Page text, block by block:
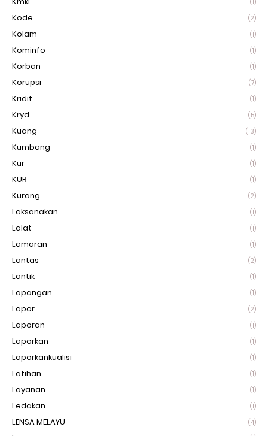
(1)
Kode (2)
Kolam (1)
Kominfo (1)
Korban (1)
Korupsi (7)
Kridit (1)
Kryd (5)
Kuang (13)
Kumbang (1)
Kur (1)
KUR (1)
Kurang (2)
Laksanakan (1)
Lalat (1)
Lamaran (1)
Lantas (2)
Lantik (1)
Lapangan (1)
Lapor (2)
Laporan (1)
Laporkan (1)
Laporkankualisi (1)
Latihan (1)
Layanan (1)
Ledakan (1)
LENSA MELAYU (4)